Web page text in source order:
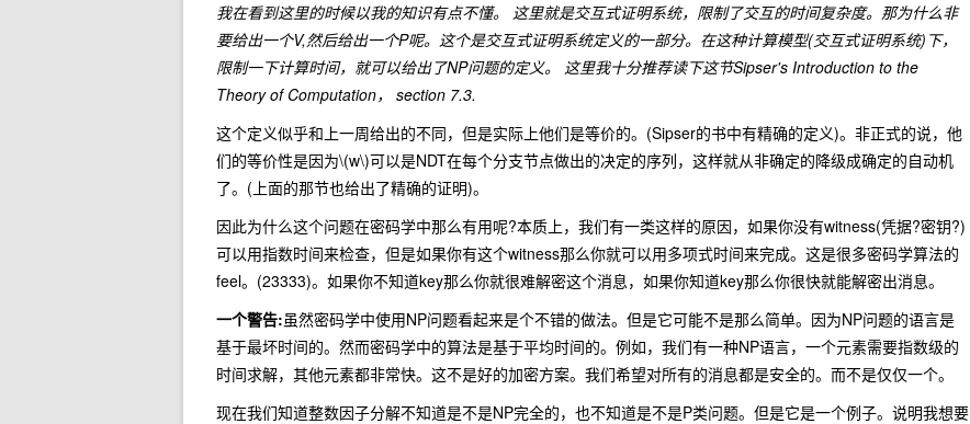
我在看到这里的时候以我的知识有点不懂。 这里就是交互式证明系统，限制了交互的时间复杂度。那为什么非
要给出一个V,然后给出一个P呢。这个是交互式证明系统定义的一部分。在这种计算模型(交互式证明系统)下，
限制一下计算时间，就可以给出了NP问题的定义。 这里我十分推荐读下这节Sipser's Introduction to the
Theory of Computation， section 7.3.
这个定义似乎和上一周给出的不同，但是实际上他们是等价的。(Sipser的书中有精确的定义)。非正式的说，他
们的等价性是因为\(w\)可以是NDT在每个分支节点做出的决定的序列，这样就从非确定的降级成确定的自动机
了。(上面的那节也给出了精确的证明)。
因此为什么这个问题在密码学中那么有用呢?本质上，我们有一类这样的原因，如果你没有witness(凭据?密钥?)
可以用指数时间来检查，但是如果你有这个witness那么你就可以用多项式时间来完成。这是很多密码学算法的
feel。(23333)。如果你不知道key那么你就很难解密这个消息，如果你知道key那么你很快就能解密出消息。
一个警告:虽然密码学中使用NP问题看起来是个不错的做法。但是它可能不是那么简单。因为NP问题的语言是
基于最坏时间的。然而密码学中的算法是基于平均时间的。例如，我们有一种NP语言，一个元素需要指数级的
时间求解，其他元素都非常快。这不是好的加密方案。我们希望对所有的消息都是安全的。而不是仅仅一个。
现在我们知道整数因子分解不知道是不是NP完全的，也不知道是不是P类问题。但是它是一个例子。说明我想要